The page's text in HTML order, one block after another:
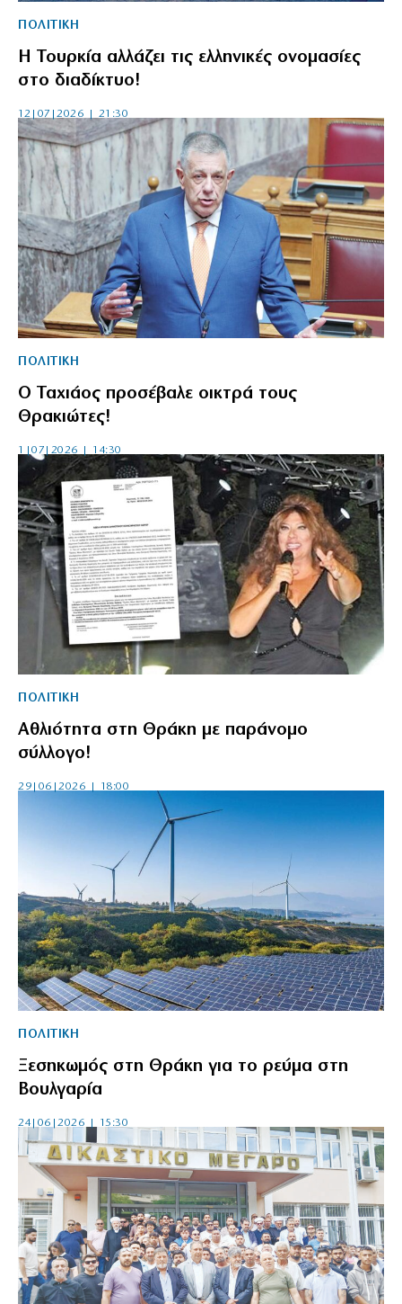
ΠΟΛΙΤΙΚΗ
Η Τουρκία αλλάζει τις ελληνικές ονομασίες
στο διαδίκτυο!
12|07|2026 | 21:30
ΠΟΛΙΤΙΚΗ
Ο Ταχιάος προσέβαλε οικτρά τους
Θρακιώτες!
1|07|2026 | 14:30
ΠΟΛΙΤΙΚΗ
Αθλιότητα στη Θράκη με παράνομο
σύλλογο!
29|06|2026 | 18:00
ΠΟΛΙΤΙΚΗ
Ξεσηκωμός στη Θράκη για το ρεύμα στη
Βουλγαρία
24|06|2026 | 15:30